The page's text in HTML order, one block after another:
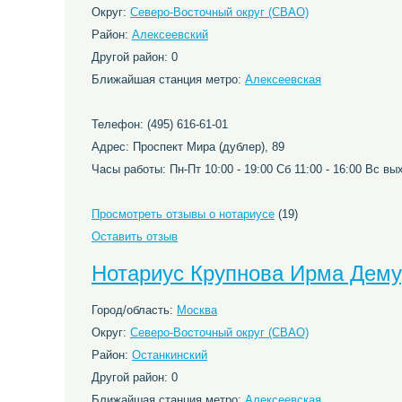
Округ: Северо-Восточный округ (СВАО)
Район: Алексеевский
Другой район: 0
Ближайшая станция метро: Алексеевская
Телефон: (495) 616-61-01
Адрес: Проспект Мира (дублер), 89
Часы работы: Пн-Пт 10:00 - 19:00 Сб 11:00 - 16:00 Вс
Просмотреть отзывы о нотариусе (19)
Оставить отзыв
Нотариус Крупнова Ирма
Город/область: Москва
Округ: Северо-Восточный округ (СВАО)
Район: Останкинский
Другой район: 0